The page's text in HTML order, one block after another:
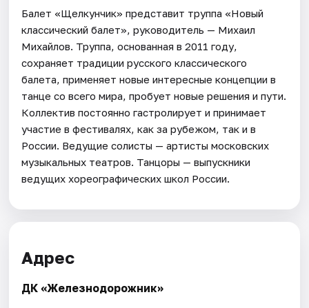
Балет «Щелкунчик» представит труппа «Новый
классический балет», руководитель — Михаил
Михайлов. Труппа, основанная в 2011 году,
сохраняет традиции русского классического
балета, применяет новые интересные концепции в
танце со всего мира, пробует новые решения и пути.
Коллектив постоянно гастролирует и принимает
участие в фестивалях, как за рубежом, так и в
России. Ведущие солисты — артисты московских
музыкальных театров. Танцоры — выпускники
ведущих хореографических школ России.
Адрес
ДК «Железнодорожник»